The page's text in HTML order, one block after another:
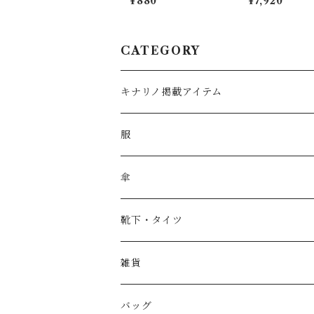
CATEGORY
キナリノ掲載アイテム
服
傘
靴下・タイツ
雑貨
バッグ